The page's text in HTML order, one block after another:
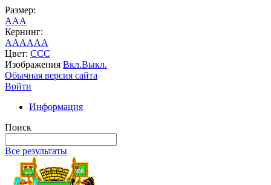
Размер:
AAA
Кернинг:
AAAAAA
Цвет: CCC
Изображения Вкл.Выкл.
Обычная версия сайта
Войти
Информация
Поиск
Все результаты